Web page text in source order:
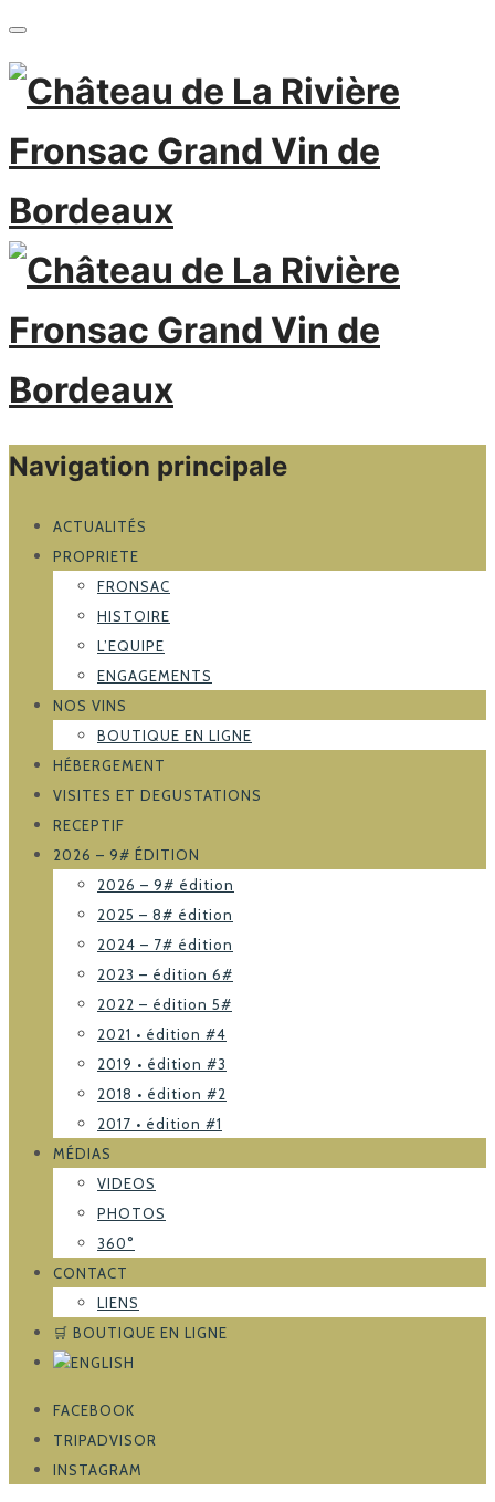
Navigation principale
ACTUALITÉS
PROPRIETE
FRONSAC
HISTOIRE
L’EQUIPE
ENGAGEMENTS
NOS VINS
BOUTIQUE EN LIGNE
HÉBERGEMENT
VISITES ET DEGUSTATIONS
RECEPTIF
2026 – 9# ÉDITION
2026 – 9# édition
2025 – 8# édition
2024 – 7# édition
2023 – édition 6#
2022 – édition 5#
2021 • édition #4
2019 • édition #3
2018 • édition #2
2017 • édition #1
MÉDIAS
VIDEOS
PHOTOS
360°
CONTACT
LIENS
🛒 BOUTIQUE EN LIGNE
FACEBOOK
TRIPADVISOR
INSTAGRAM